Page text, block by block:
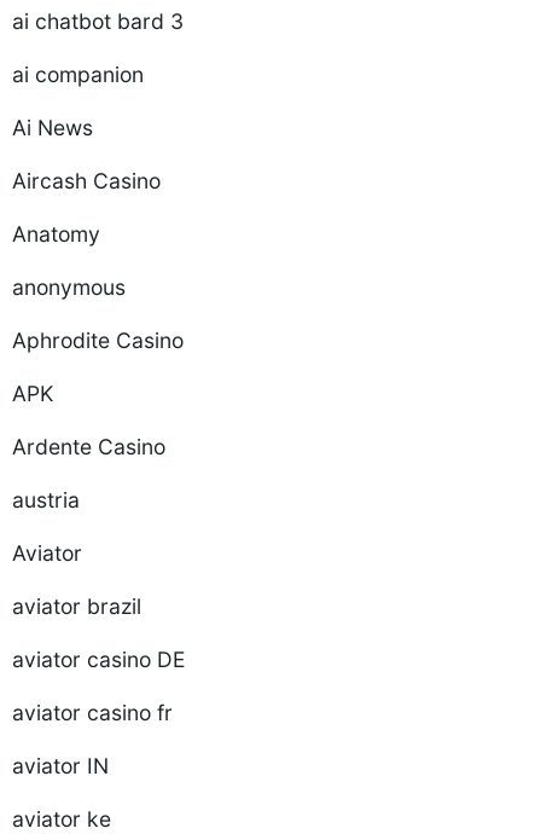
ai chatbot bard 3
ai companion
Ai News
Aircash Casino
Anatomy
anonymous
Aphrodite Casino
APK
Ardente Casino
austria
Aviator
aviator brazil
aviator casino DE
aviator casino fr
aviator IN
aviator ke